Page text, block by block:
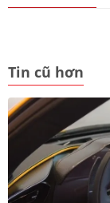
Tin cũ hơn